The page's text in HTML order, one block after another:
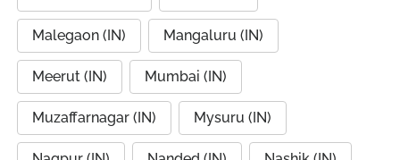
Malegaon (IN) Mangaluru (IN)
Meerut (IN) Mumbai (IN)
Muzaffarnagar (IN) Mysuru (IN)